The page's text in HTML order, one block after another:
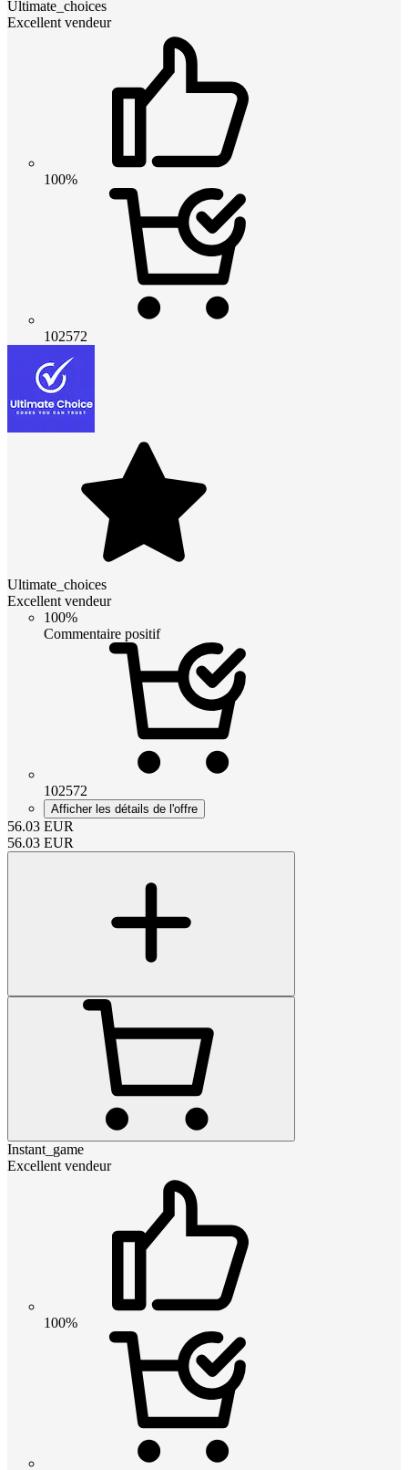
Ultimate_choices
Excellent vendeur
100%
102572
Ultimate_choices
Excellent vendeur
100%
Commentaire positif
102572
Afficher les détails de l'offre
56.03 EUR
56.03 EUR
Instant_game
Excellent vendeur
100%